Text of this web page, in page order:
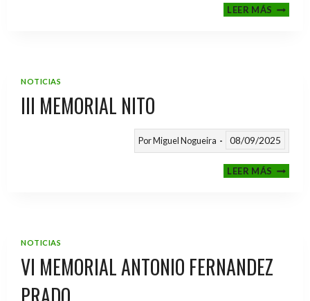
LEER MÁS
NOTICIAS
III MEMORIAL NITO
PorMiguel Nogueira 08/09/2025
LEER MÁSIII
NOTICIAS
VI MEMORIAL ANTONIO FERNANDEZ